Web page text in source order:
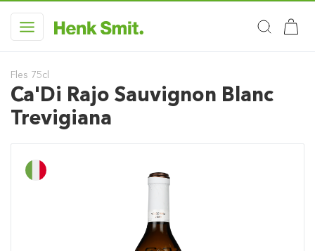
Fles 75cl
Ca'Di Rajo Sauvignon Blanc
Trevigiana